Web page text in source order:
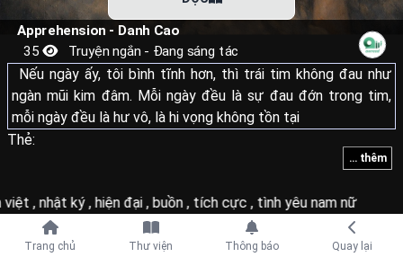
Tiếp tục với
Apprehension - Danh Cao
35 Truyện ngắn - Đang sáng tác
... thêm
Nếu ngày ấy, tôi bình tĩnh hơn, thì trái tim không đau như
ngàn mũi kim đâm. Mỗi ngày đều là sự đau đớn trong tim,
mỗi ngày đều là hư vô, là hi vọng không tồn tại
Thẻ:
,nhật ký,hiện đại,buồn,tích cực,tình yêu nam nữ
Trang chủ Thư viện Thông báo Quay lại